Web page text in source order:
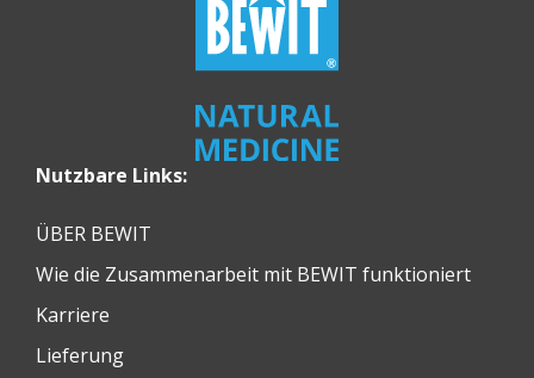
Nutzbare Links:
ÜBER BEWIT
Wie die Zusammenarbeit mit BEWIT funktioniert
Karriere
Lieferung